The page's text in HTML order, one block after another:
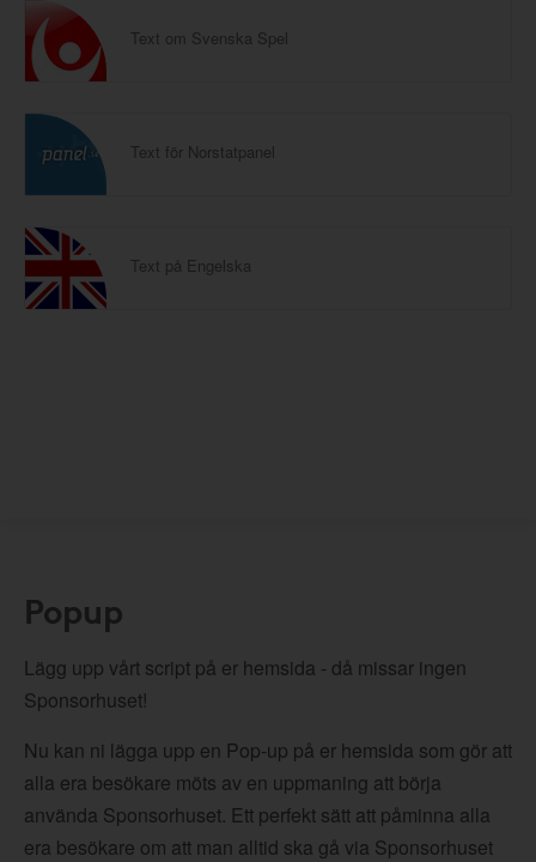
Text om Svenska Spel
Text för Norstatpanel
Text på Engelska
Popup
Lägg upp vårt script på er hemsida - då missar ingen
Sponsorhuset!
Nu kan ni lägga upp en Pop-up på er hemsida som gör att
alla era besökare möts av en uppmaning att börja
använda Sponsorhuset. Ett perfekt sätt att påminna alla
era besökare om att man alltid ska gå via Sponsorhuset